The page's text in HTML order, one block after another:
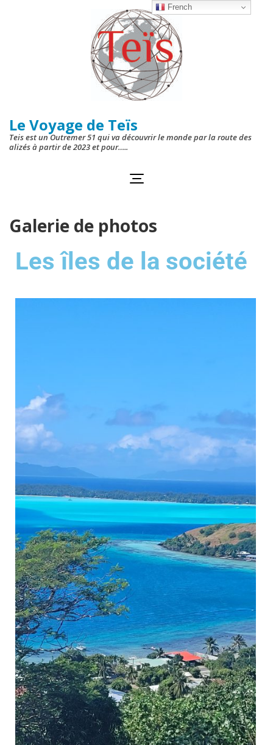
Le Voyage de Teïs
Teis est un Outremer 51 qui va découvrir le monde par la route des
alizés à partir de 2023 et pour…..
Galerie de photos
Les îles de la société
French